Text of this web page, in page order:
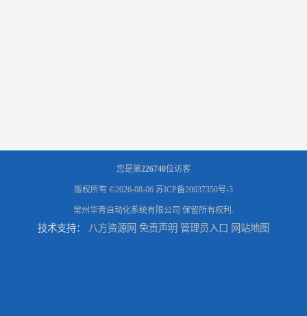
您是第226740位访客
版权所有 ©2026-08-06 苏ICP备20037350号-3
常州华青自动化系统有限公司 保留所有权利.
技术支持： 八方资源网 免责声明 管理员入口 网站地图